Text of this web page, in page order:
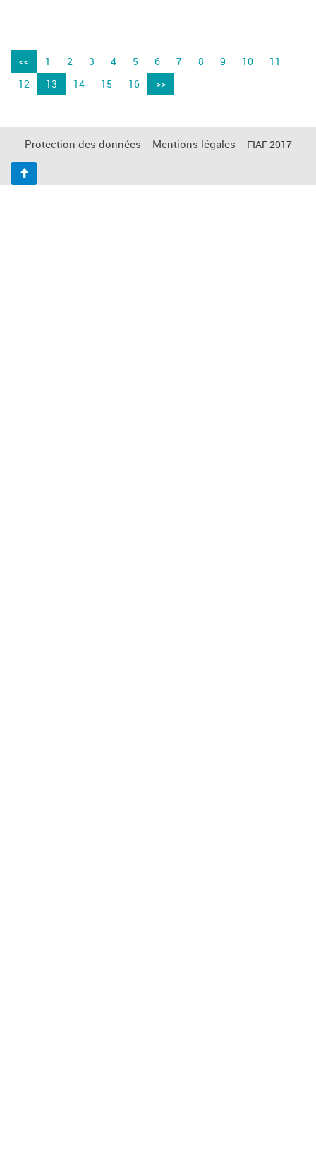
<< 1 2 3 4 5 6 7 8 9 10
11
12
13 14 15 16 >>
Protection des données - Mentions légales - FIAF 2017